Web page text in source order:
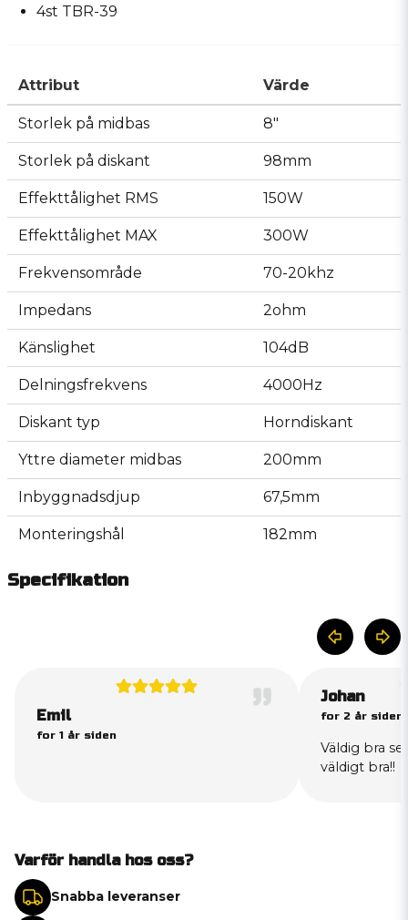
4st TBR-39
Attribut Värde
Storlek på midbas 8"
Storlek på diskant 98mm
Effekttålighet RMS 150W
Effekttålighet MAX 300W
Frekvensområde 70-20khz
Impedans 2ohm
Känslighet 104dB
Delningsfrekvens 4000Hz
Diskant typ Horndiskant
Yttre diameter midbas 200mm
Inbyggnadsdjup 67,5mm
Monteringshål 182mm
Specifikation
Emil
for 1 år siden
Johan
for 2 år siden
Väldig bra
väldigt bra!!
Varför handla hos oss?
Snabba leveranser